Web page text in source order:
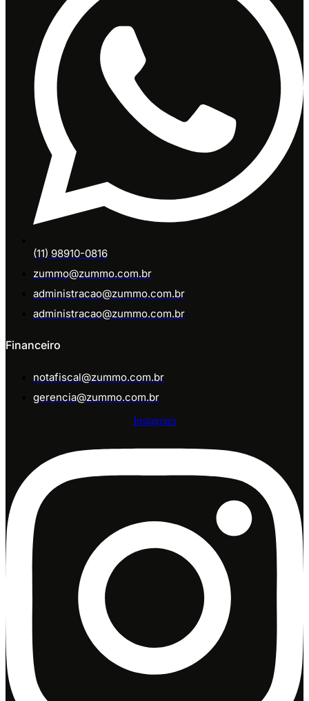
(11) 98910-0816
zummo@zummo.com.br
administracao@zummo.com.br
administracao@zummo.com.br
Financeiro
notafiscal@zummo.com.br
gerencia@zummo.com.br
Instagram